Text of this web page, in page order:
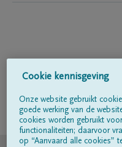
Volg ons op
Cookie kennisgeving
Onze website gebruikt
goede werking van de
cookies worden gebruikt
functionaliteiten; daarvoor
op “Aanvaard alle cookies”